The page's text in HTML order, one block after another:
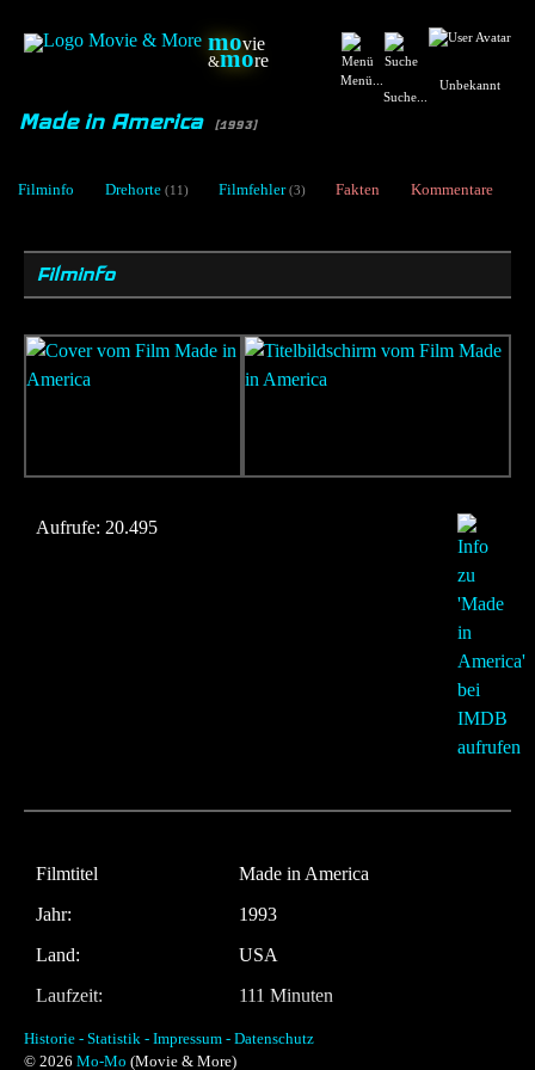
movie
&more
Menü...
Suche...
Unbekannt
Made in America [1993]
Filminfo Drehorte (11) Filmfehler (3) Fakten Kommentare
Filminfo
Aufrufe: 20.495
Filmtitel
Made in America
Jahr:
1993
Land:
USA
Laufzeit:
111 Minuten
Regie
Richard Benjamin
Historie - Statistik - Impressum - Datenschutz
© 2026 Mo-Mo (Movie & More)